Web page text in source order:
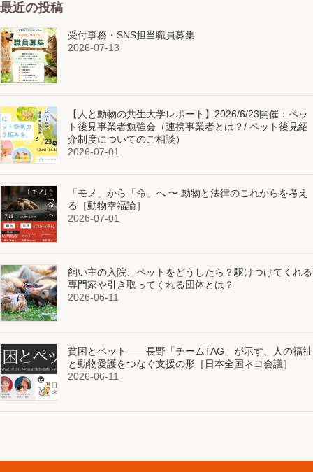
最近の投稿
受付事務・SNS担当職員募集
2026-07-13
【人と動物の共生大学レポート】2026/6/23開催：ペッ
ト後見事業者勉強会（連携事業者とは？/ ペット後見紹
介制度についてのご相談）
2026-07-01
「モノ」から「命」へ 〜 動物と法律のこれからを考え
る［動物幸福論］
2026-07-01
飼い主の入院、ペットをどうしたら？駆けつけてくれる
専門家や引き取ってくれる団体とは？
2026-06-11
貧困とペット——長野「チームTAG」が示す、人の福祉
と動物愛護をつなぐ支援の形［日本全国ネコ会議］
2026-06-11